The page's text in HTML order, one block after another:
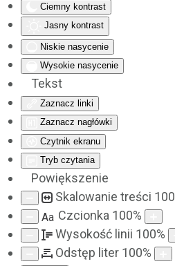
Ciemny kontrast
Jasny kontrast
Niskie nasycenie
Wysokie nasycenie
Tekst
Zaznacz linki
Zaznacz nagłówki
Czytnik ekranu
Tryb czytania
Powiększenie
Skalowanie treści 100
Aa Czcionka 100%
Wysokość linii 100%
Odstęp liter 100%